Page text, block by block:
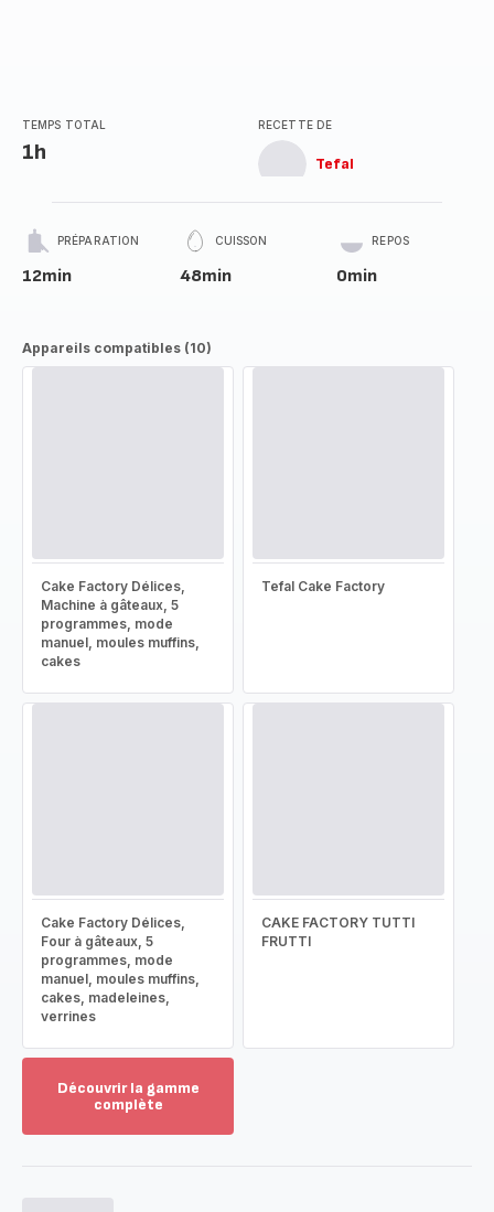
TEMPS TOTAL
1h
RECETTE DE
Tefal
PRÉPARATION
12min
CUISSON
48min
REPOS
0min
Appareils compatibles (10)
Cake Factory Délices,
Machine à gâteaux, 5
programmes, mode
manuel, moules muffins,
cakes
Tefal Cake Factory
Cake Factory Délices,
Four à gâteaux, 5
programmes, mode
manuel, moules muffins,
cakes, madeleines,
verrines
CAKE FACTORY TUTTI
FRUTTI
Découvrir la gamme
complète